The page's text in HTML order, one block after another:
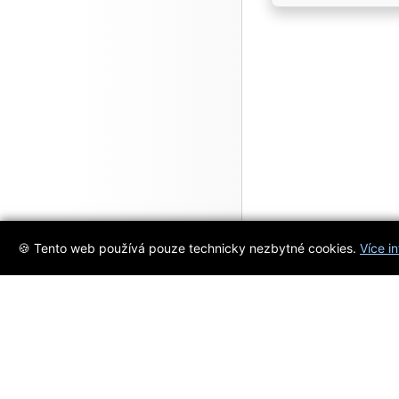
🍪 Tento web používá pouze technicky nezbytné cookies. Více